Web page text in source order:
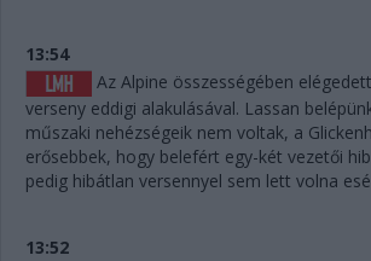
13:54
Az Alpine összességében
verseny eddigi alakulásával. Lassan
műszaki nehézségeik nem voltak, a
erősebbek, hogy belefért egy-két vezetői
pedig hibátlan versennyel sem lett volna
13:52